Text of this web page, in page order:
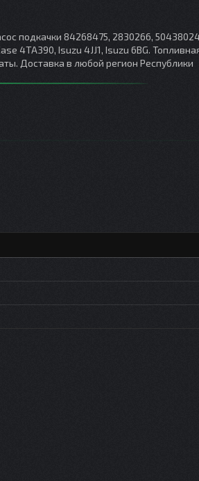
подкачки 84268475, 2830266,
4TA390, Isuzu 4JJ1, Isuzu 6BG.
Доставка в любой регион Республики